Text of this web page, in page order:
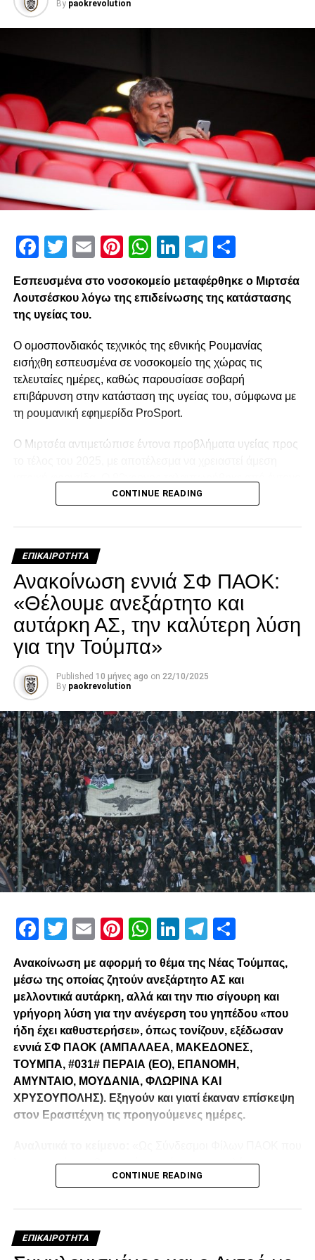
By paokrevolution
Facebook
Twitter
EmailPinterest
WhatsApp
LinkedIn
Telegram
Εσπευσμένα στο νοσοκομείο μεταφέρθηκε ο Μιρτσέα
Λουτσέσκου λόγω της επιδείνωσης της κατάστασης
της υγείας του.
Ο ομοσπονδιακός τεχνικός της εθνικής Ρουμανίας
εισήχθη εσπευσμένα σε νοσοκομείο της χώρας τις
τελευταίες ημέρες, καθώς παρουσίασε σοβαρή
επιβάρυνση στην κατάσταση της υγείας του, σύμφωνα με
τη ρουμανική εφημερίδα ProSport.
Ο Μιρτσέα αντιμετώπισε έντονα προβλήματα υγείας προς
κρυολόγημα, το οποίο επηρέασε αρνητικά την ήδη
αναγκαία να νοσηλευτεί. Οι πληροφορίες αναφέρουν ότι η
νοσηλείας του.
Facebook
Twitter
EmailPinterest
WhatsApp
LinkedIn
Telegram
CONTINUE READING
ΕΠΙΚΑΙΡΌΤΗΤΑ
Ανακοίνωση εννιά ΣΦ ΠΑΟΚ:
«Θέλουμε ανεξάρτητο και
αυτάρκη ΑΣ, την καλύτερη λύση
για την Τούμπα»
Published 10 μήνες ago on 22/10/2025
By paokrevolution
Facebook
Twitter
EmailPinterest
WhatsApp
LinkedIn
Telegram
Ανακοίνωση με αφορμή το θέμα της Νέας Τούμπας,
μέσω της οποίας ζητούν ανεξάρτητο ΑΣ και
μελλοντικά αυτάρκη, αλλά και την πιο σίγουρη και
γρήγορη λύση για την ανέγερση του γηπέδου «που
ήδη έχει καθυστερήσει», όπως τονίζουν, εξέδωσαν
εννιά ΣΦ ΠΑΟΚ (ΑΜΠΑΛΑΕΑ, ΜΑΚΕΔΟΝΕΣ,
ΤΟΥΜΠΑ, #031# ΠΕΡΑΙΑ (ΕΟ), ΕΠΑΝΟΜΗ,
ΑΜΥΝΤΑΙΟ, ΜΟΥΔΑΝΙΑ, ΦΛΩΡΙΝΑ ΚΑΙ
ΧΡΥΣΟΥΠΟΛΗΣ). Εξηγούν και γιατί έκαναν επίσκεψη
στον Ερασιτέχνη τις προηγούμενες ημέρες.
λειτουργούμε καθημερινά με γνώμωνα το καλό του
Δικεφάλου και μόνο, αισθανόμαστε την ανάγκη να
όψη των 100 ετών τα διοικητικά εσωπροβλήματα του
οργανισμού δεν φαίνεται να καταλαγιάζουν (κάθε άλλο
μάλλον) παρά τις επανειλημμένες προσπάθειες μας να
CONTINUE READING
ΕΠΙΚΑΙΡΌΤΗΤΑ